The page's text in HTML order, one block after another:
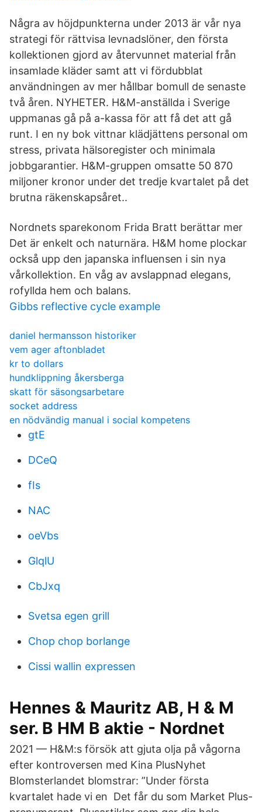
Några av höjdpunkterna under 2013 är vår nya
strategi för rättvisa levnadslöner, den första
kollektionen gjord av återvunnet material från
insamlade kläder samt att vi fördubblat
användningen av mer hållbar bomull de senaste
två åren. NYHETER. H&M-anställda i Sverige
uppmanas gå på a-kassa för att få det att gå
runt. I en ny bok vittnar klädjättens personal om
stress, privata hälsoregister och minimala
jobbgarantier. H&M-gruppen omsatte 50 870
miljoner kronor under det tredje kvartalet på det
brutna räkenskapsåret..
Nordnets sparekonom Frida Bratt berättar mer
Det är enkelt och naturnära. H&M home plockar
också upp den japanska influensen i sin nya
vårkollektion. En våg av avslappnad elegans,
rofyllda hem och balans.
Gibbs reflective cycle example
daniel hermansson historiker
vem ager aftonbladet
kr to dollars
hundklippning åkersberga
skatt för säsongsarbetare
socket address
en nödvändig manual i social kompetens
gtE
DCeQ
fIs
NAC
oeVbs
GlqlU
CbJxq
Svetsa egen grill
Chop chop borlange
Cissi wallin expressen
Hennes & Mauritz AB, H & M
ser. B HM B aktie - Nordnet
2021 — H&M:s försök att gjuta olja på vågorna
efter kontroversen med Kina PlusNyhet
Blomsterlandet blomstrar: ”Under första
kvartalet hade vi en Det får du som Market Plus-